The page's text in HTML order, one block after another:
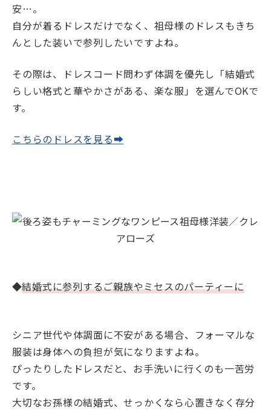
安…。
自分が着るドレスだけでなく、祖母様のドレスもきち
んとした装いで参列したいですよね。
その際は、ドレスコード問わず体調を優先し「結婚式
らしい格式と華やかさがある、楽な服」を選んでOKで
す。
こちらのドレスを見る➡
◆結婚式に参列するご親族やミセスのパーティーに
シニア世代や体調面に不安がある場合、フォーマルな
服装は身体への負担が気になりますよね。
ぴったりしたドレスだと、お手洗いに行くのも一苦労
です。
大切なお孫様の結婚式、せっかくなら心置きなく存分